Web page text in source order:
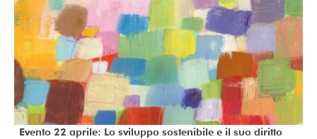
Evento 22 aprile: Lo sviluppo sostenibile e il suo diritto